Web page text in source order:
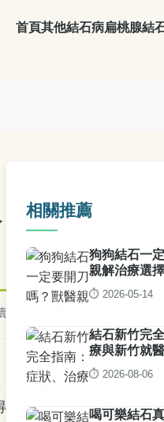
首頁其他結石病扁桃腺結
相關推薦
狗狗結石一
親解治療選
⏱️ 2026-05-14
結石新竹完
療與新竹就
⏱️ 2026-08-06
喝可樂結石